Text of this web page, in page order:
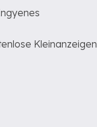
Kleinanzeigen